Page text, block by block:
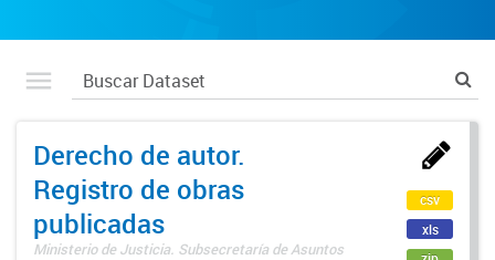
Derecho de autor.
Registro de obras
publicadas
Ministerio de Justicia. Subsecretaría de Asuntos
csv
xls